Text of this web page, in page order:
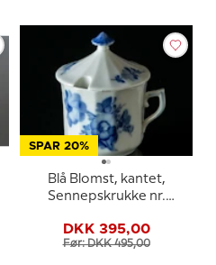
SPAR 20%
Blå Blomst, kantet,
Sennepskrukke nr.
Copenhagen
DKK 395,00
Før: DKK 495,00